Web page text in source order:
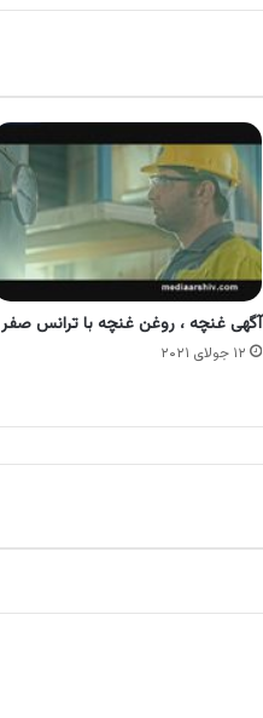
آگهی غنچه ، روغن غنچه با ترانس صفر
۱۲ جولای ۲۰۲۱